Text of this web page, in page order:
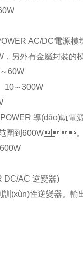
AC/DC電源模
外有金屬封裝的模
60W
～300W
導(dǎo)軌電
范圍到600W。
AC 逆變器)
性逆變器。輸